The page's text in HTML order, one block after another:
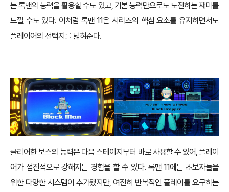
는 록맨의 능력을 활용할 수도 있고, 기본 능력만으로도 도전하는 재미를
느낄 수도 있다. 이처럼 록맨 11은 시리즈의 핵심 요소를 유지하면서도
플레이어의 선택지를 넓혀준다.
클리어한 보스의 능력은 다음 스테이지부터 바로 사용할 수 있어, 플레이
어가 점진적으로 강해지는 경험을 할 수 있다. 록맨 11에는 초보자들을
위한 다양한 시스템이 추가됐지만, 여전히 반복적인 플레이를 요구하는